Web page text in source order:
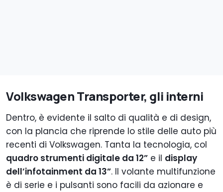
Volkswagen Transporter, gli interni
Dentro, è evidente il salto di qualità e di design,
con la plancia che riprende lo stile delle auto più
recenti di Volkswagen. Tanta la tecnologia, col
quadro strumenti digitale da 12” e il display
dell’infotainment da 13”. Il volante multifunzione
è di serie e i pulsanti sono facili da azionare e